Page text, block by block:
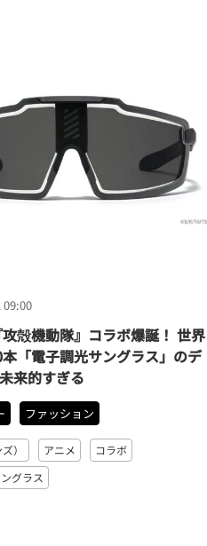
09:00
殻機動隊』コラボ爆誕！ 世界
「電子調光サングラス」のデ
来的すぎる
ファッション
） アニメ
コラボ
グラス